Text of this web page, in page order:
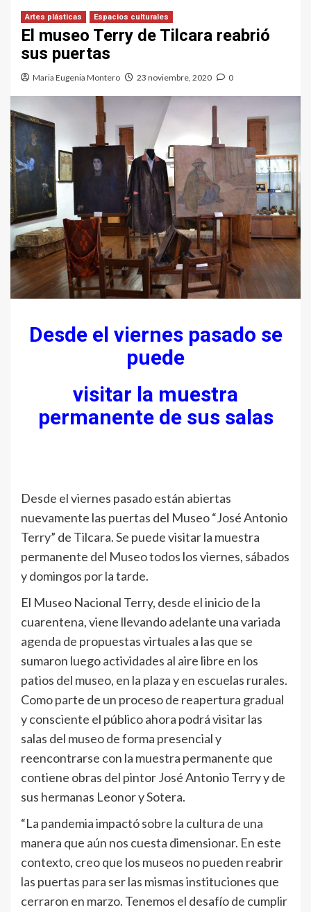
Artes plásticas Espacios culturales
El museo Terry de Tilcara reabrió
sus puertas
Maria Eugenia Montero 23 noviembre, 2020 0
Desde el viernes pasado se
puede
visitar la muestra
permanente de sus salas
Desde el viernes pasado están abiertas
nuevamente las puertas del Museo “José Antonio
Terry” de Tilcara. Se puede visitar la muestra
permanente del Museo todos los viernes, sábados
y domingos por la tarde.
El Museo Nacional Terry, desde el inicio de la
cuarentena, viene llevando adelante una variada
agenda de propuestas virtuales a las que se
sumaron luego actividades al aire libre en los
patios del museo, en la plaza y en escuelas rurales.
Como parte de un proceso de reapertura gradual
y consciente el público ahora podrá visitar las
salas del museo de forma presencial y
reencontrarse con la muestra permanente que
contiene obras del pintor José Antonio Terry y de
sus hermanas Leonor y Sotera.
“La pandemia impactó sobre la cultura de una
manera que aún nos cuesta dimensionar. En este
contexto, creo que los museos no pueden reabrir
las puertas para ser las mismas instituciones que
cerraron en marzo. Tenemos el desafío de cumplir